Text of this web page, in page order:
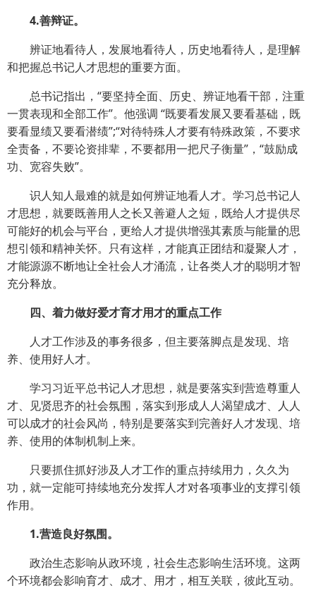
4.善辩证。
辨证地看待人，发展地看待人，历史地看待人，是理解
和把握总书记人才思想的重要方面。
总书记指出，“要坚持全面、历史、辨证地看干部，注重
一贯表现和全部工作”。他强调 “既要看发展又要看基础，既
要看显绩又要看潜绩”;“对待特殊人才要有特殊政策，不要求
全责备，不要论资排辈，不要都用一把尺子衡量”，“鼓励成
功、宽容失败”。
识人知人最难的就是如何辨证地看人才。学习总书记人
才思想，就要既善用人之长又善避人之短，既给人才提供尽
可能好的机会与平台，更给人才提供增强其素质与能量的思
想引领和精神关怀。只有这样，才能真正团结和凝聚人才，
才能源源不断地让全社会人才涌流，让各类人才的聪明才智
充分释放。
四、着力做好爱才育才用才的重点工作
人才工作涉及的事务很多，但主要落脚点是发现、培
养、使用好人才。
学习习近平总书记人才思想，就是要落实到营造尊重人
才、见贤思齐的社会氛围，落实到形成人人渴望成才、人人
可以成才的社会风尚，特别是要落实到完善好人才发现、培
养、使用的体制机制上来。
只要抓住抓好涉及人才工作的重点持续用力，久久为
功，就一定能可持续地充分发挥人才对各项事业的支撑引领
作用。
1.营造良好氛围。
政治生态影响从政环境，社会生态影响生活环境。这两
个环境都会影响育才、成才、用才，相互关联，彼此互动。